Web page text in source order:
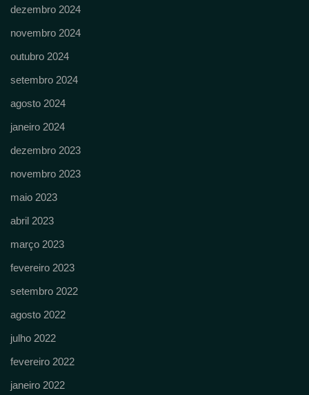
dezembro 2024
novembro 2024
outubro 2024
setembro 2024
agosto 2024
janeiro 2024
dezembro 2023
novembro 2023
maio 2023
abril 2023
março 2023
fevereiro 2023
setembro 2022
agosto 2022
julho 2022
fevereiro 2022
janeiro 2022